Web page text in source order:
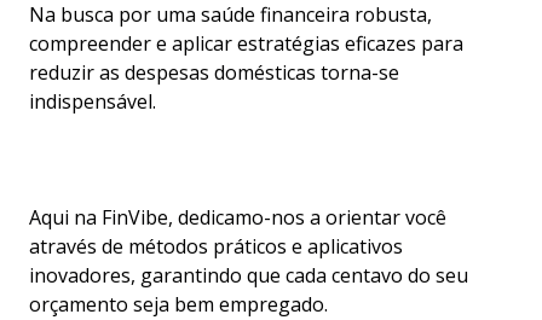
Na busca por uma saúde financeira robusta,
compreender e aplicar estratégias eficazes para
reduzir as despesas domésticas torna-se
indispensável.
Aqui na FinVibe, dedicamo-nos a orientar você
através de métodos práticos e aplicativos
inovadores, garantindo que cada centavo do seu
orçamento seja bem empregado.